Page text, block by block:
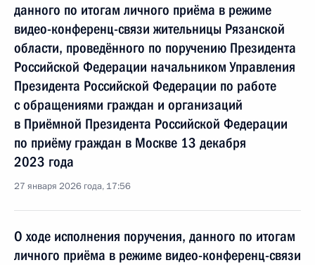
данного по итогам личного приёма в режиме
видео-конференц-связи жительницы Рязанской
области, проведённого по поручению Президента
Российской Федерации начальником Управления
Президента Российской Федерации по работе
с обращениями граждан и организаций
в Приёмной Президента Российской Федерации
по приёму граждан в Москве 13 декабря
2023 года
27 января 2026 года, 17:56
О ходе исполнения поручения, данного по итогам
личного приёма в режиме видео-конференц-связи